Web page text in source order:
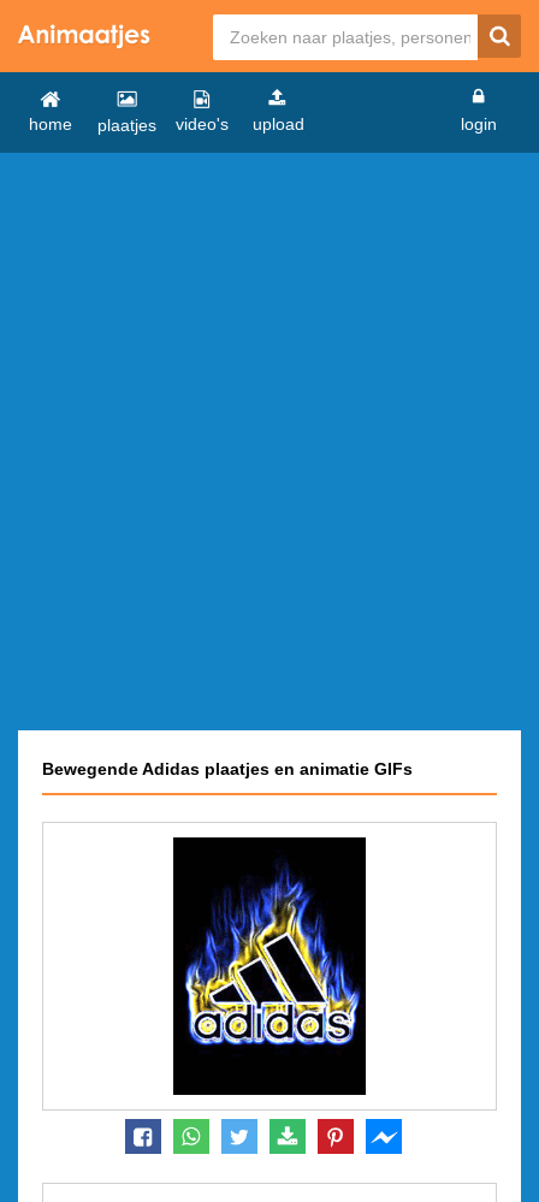
home plaatjes video's upload login
Bewegende Adidas plaatjes en animatie GIFs